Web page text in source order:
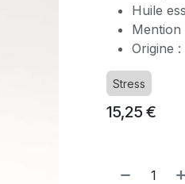
Huile
Origine
Stress
15,25 €